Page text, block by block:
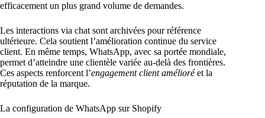
efficacement un plus grand volume de demandes.
Les interactions via chat sont archivées pour référence
ultérieure. Cela soutient l’amélioration continue du service
client. En même temps, WhatsApp, avec sa portée mondiale,
permet d’atteindre une clientèle variée au-delà des frontières.
Ces aspects renforcent l’engagement client amélioréet la
réputation de la marque.
La configuration de WhatsApp sur Shopify